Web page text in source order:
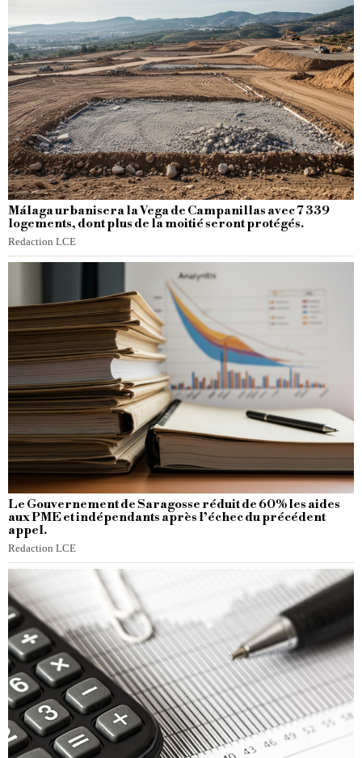
Málaga urbanisera la Vega de Campanillas avec 7 339
logements, dont plus de la moitié seront protégés.
Redaction LCE
Le Gouvernement de Saragosse réduit de 60% les aides
aux PME et indépendants après l’échec du précédent
appel.
Redaction LCE